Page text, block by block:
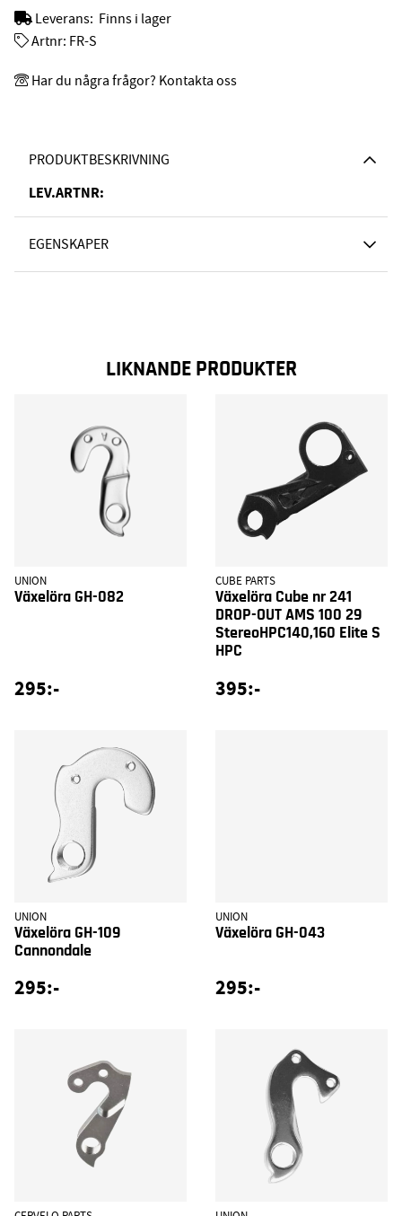
PRODUKTBESKRIVNING
LEV.ARTNR:
EGENSKAPER
Leverans: Finns i lager
Artnr: FR-S
Har du några frågor? Kontakta oss
LIKNANDE PRODUKTER
UNION
Växelöra GH-082
295:-
CUBE PARTS
Växelöra Cube nr 241
DROP-OUT AMS 100 29
StereoHPC140,160 Elite S
HPC
395:-
UNION
Växelöra GH-109
Cannondale
295:-
UNION
Växelöra GH-043
295:-